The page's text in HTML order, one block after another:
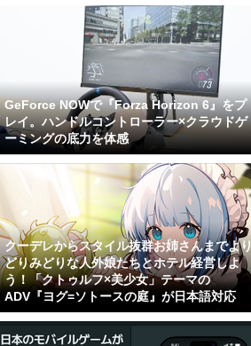
GeForce NOWで『Forza Horizon 6』をプ
レイ。ハンドルコントローラー×クラウドゲ
ーミングの底力を体感
クーデレからスタイル抜群お姉さんまでより
どりみどりな人外娘たちとホテル経営しよ
う！「クトゥルフ×美少女」テーマの
ADV『ヨグ=ソトースの庭』が日本語対応